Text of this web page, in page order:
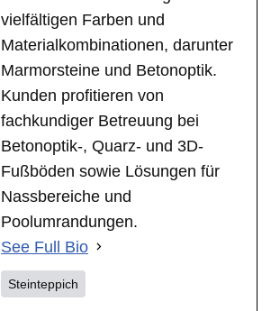
vielfältigen Farben und
Materialkombinationen, darunter
Marmorsteine und Betonoptik.
Kunden profitieren von
fachkundiger Betreuung bei
Betonoptik-, Quarz- und 3D-
Fußböden sowie Lösungen für
Nassbereiche und
Poolumrandungen.
See Full Bio
Steinteppich